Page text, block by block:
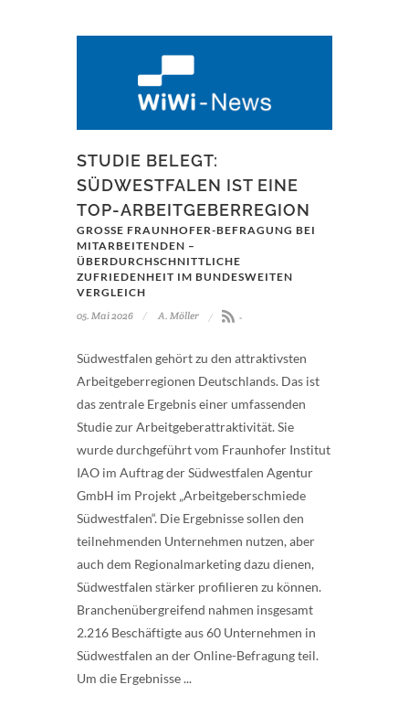
STUDIE BELEGT:
SÜDWESTFALEN IST EINE
TOP-ARBEITGEBERREGION
GROSSE FRAUNHOFER-BEFRAGUNG BEI M
ITARBEITENDEN – Ü
BERDURCHSCHNITTLICHE Z
UFRIEDENHEIT IM BUNDESWEITEN V
ERGLEICH
05. Mai 2026
A. Möller -
Südwestfalen gehört zu den attraktivsten
Arbeitgeberregionen Deutschlands. Das ist
das zentrale Ergebnis einer umfassenden
Studie zur Arbeitgeberattraktivität. Sie
wurde durchgeführt vom Fraunhofer Institut
IAO im Auftrag der Südwestfalen Agentur
GmbH im Projekt „Arbeitgeberschmiede
Südwestfalen“. Die Ergebnisse sollen den
teilnehmenden Unternehmen nutzen, aber
auch dem Regionalmarketing dazu dienen,
Südwestfalen stärker profilieren zu können.
Branchenübergreifend nahmen insgesamt
2.216 Beschäftigte aus 60 Unternehmen in
Südwestfalen an der Online-Befragung teil.
Um die Ergebnisse ...